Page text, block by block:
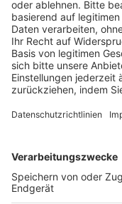
BFV-Geschäftsstellen
Trainerbörse
Login SpielPlus
FOLGE DEM BFV
TOP-VEREINE